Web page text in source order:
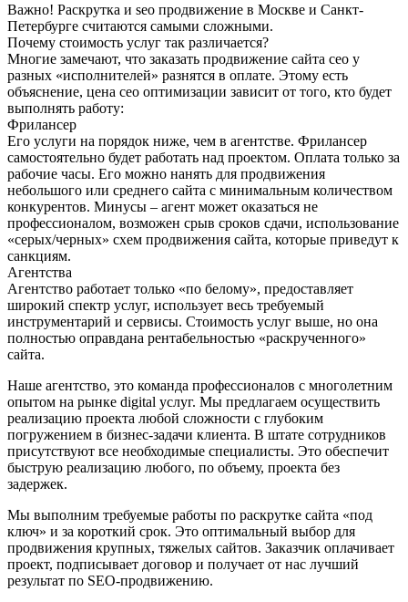
Важно! Раскрутка и seo продвижение в Москве и Санкт-
Петербурге считаются самыми сложными.
Почему стоимость услуг так различается?
Многие замечают, что заказать продвижение сайта сео у
разных «исполнителей» разнятся в оплате. Этому есть
объяснение, цена сео оптимизации зависит от того, кто будет
выполнять работу:
Фрилансер
Его услуги на порядок ниже, чем в агентстве. Фрилансер
самостоятельно будет работать над проектом. Оплата только за
рабочие часы. Его можно нанять для продвижения
небольшого или среднего сайта с минимальным количеством
конкурентов. Минусы – агент может оказаться не
профессионалом, возможен срыв сроков сдачи, использование
«серых/черных» схем продвижения сайта, которые приведут к
санкциям.
Агентства
Агентство работает только «по белому», предоставляет
широкий спектр услуг, использует весь требуемый
инструментарий и сервисы. Стоимость услуг выше, но она
полностью оправдана рентабельностью «раскрученного»
сайта.
Наше агентство, это команда профессионалов с многолетним
опытом на рынке digital услуг. Мы предлагаем осуществить
реализацию проекта любой сложности с глубоким
погружением в бизнес-задачи клиента. В штате сотрудников
присутствуют все необходимые специалисты. Это обеспечит
быструю реализацию любого, по объему, проекта без
задержек.
Мы выполним требуемые работы по раскрутке сайта «под
ключ» и за короткий срок. Это оптимальный выбор для
продвижения крупных, тяжелых сайтов. Заказчик оплачивает
проект, подписывает договор и получает от нас лучший
результат по SEO-продвижению.